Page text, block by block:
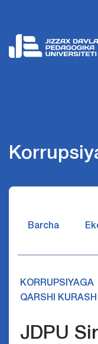
Barcha
KORRUPSIYAGA
QARSHI KURASH
JDPU